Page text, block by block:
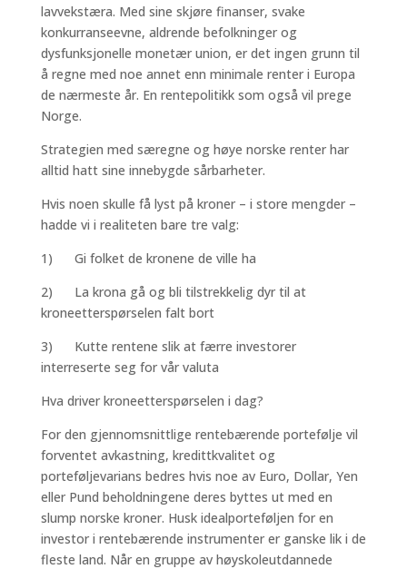
lavvekstæra. Med sine skjøre finanser, svake
konkurranseevne, aldrende befolkninger og
dysfunksjonelle monetær union, er det ingen grunn til
å regne med noe annet enn minimale renter i Europa
de nærmeste år. En rentepolitikk som også vil prege
Norge.
Strategien med særegne og høye norske renter har
alltid hatt sine innebygde sårbarheter.
Hvis noen skulle få lyst på kroner – i store mengder –
hadde vi i realiteten bare tre valg:
1) Gi folket de kronene de ville ha
2) La krona gå og bli tilstrekkelig dyr til at
kroneetterspørselen falt bort
3) Kutte rentene slik at færre investorer
interreserte seg for vår valuta
Hva driver kroneetterspørselen i dag?
For den gjennomsnittlige rentebærende portefølje vil
forventet avkastning, kredittkvalitet og
porteføljevarians bedres hvis noe av Euro, Dollar, Yen
eller Pund beholdningene deres byttes ut med en
slump norske kroner. Husk idealporteføljen for en
investor i rentebærende instrumenter er ganske lik i de
fleste land. Når en gruppe av høyskoleutdannede